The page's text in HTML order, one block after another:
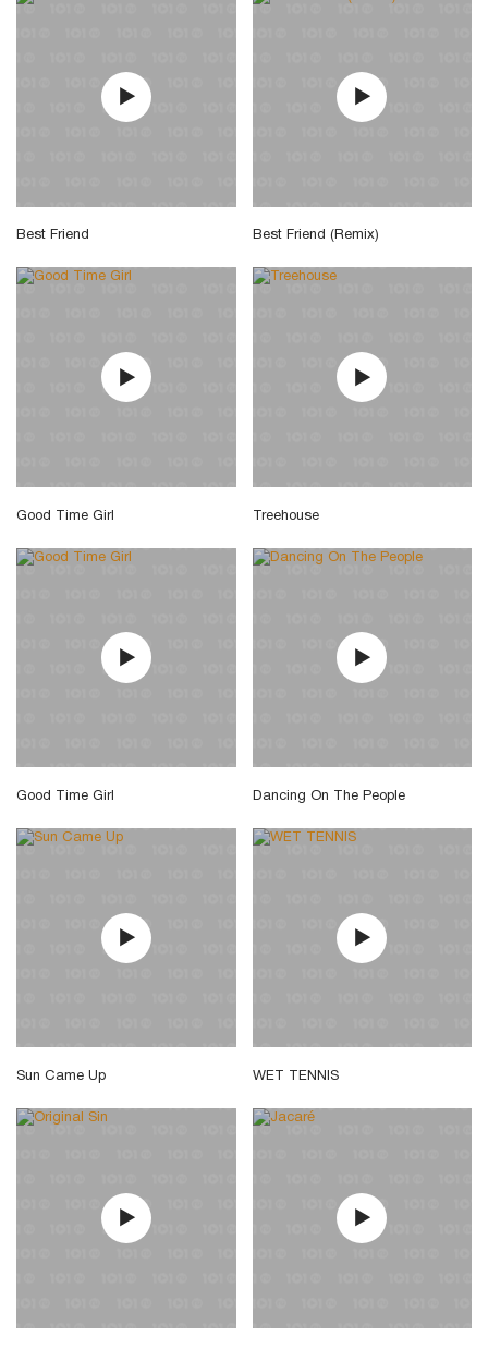
Best Friend Best Friend (Remix)
Good Time Girl Treehouse
Good Time Girl Dancing On The People
Sun Came Up WET TENNIS